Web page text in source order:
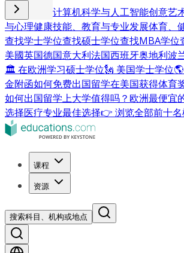
商业与管理 计算机科学与人工智能创意艺
与心理健康技能、教育与专业发展体育、
查找学士学位查找硕士学位查找MBA学位
美國英国德国意大利法国西班牙奥地利波
🏛 在欧洲学习硕士学位🗽 美国学士学位
金附函如何免费出国留学在美国获得体育
如何出国留学上大学值得吗？ 欧洲最便宜
选择医疗专业最佳选择👉 浏览全部前十
课程
资源
搜索科目、机构或地点